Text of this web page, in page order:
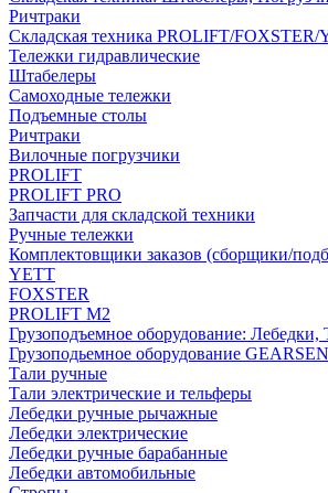
Ричтраки
Складская техника PROLIFT/FOXSTER/
Тележки гидравлические
Штабелеры
Самоходные тележки
Подъемные столы
Ричтраки
Вилочные погрузчики
PROLIFT
PROLIFT PRO
Запчасти для складской техники
Ручные тележки
Комплектовщики заказов (сборщики/
YETT
FOXSTER
PROLIFT M2
Грузоподъемное оборудование: Лебедки,
Грузоподьемное оборудование
Тали ручные
Тали электрические и тельферы
Лебедки ручные рычажные
Лебедки электрические
Лебедки ручные барабанные
Лебедки автомобильные